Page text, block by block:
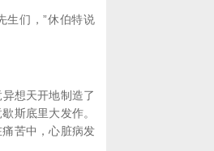
们，”休伯特说
想天开地制造了
斯底里大发作。
苦中，心脏病发